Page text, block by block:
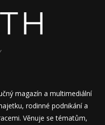
magazín a multimediální
rodinné podnikání a
Věnuje se tématům,